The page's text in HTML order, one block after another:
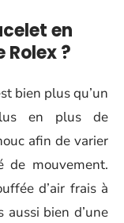
en
?
bien plus qu’un
en plus de
afin de varier
mouvement.
d’air frais à
aussi bien d’une